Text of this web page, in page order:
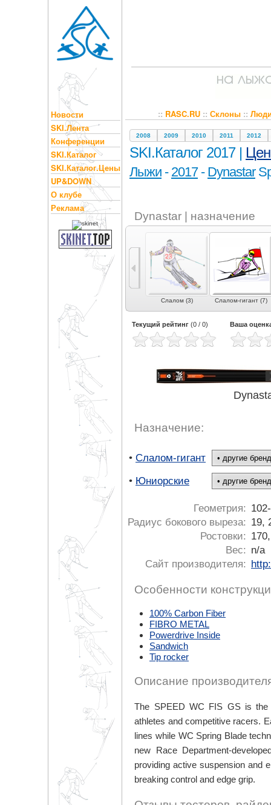
Новости
SKI.Лента
Конференции
SKI.Каталог
SKI.Каталог.Цены
UP&DOWN
О клубе
Реклама
:: RASC.RU:: Склоны::
2008 2009 2010 2011 2012
SKI.Каталог 2017 |
Лыжи - 2017- Dynastar
Dynastar | назначение
Могул | акробатика
Слалом (3) Слалом-гигант (7)
Текущий рейтинг (0 / 0) Ваша
Назначение:
• Слалом-гигант
• Юниорские
Геометрия:
Радиус бокового выреза:
19,
Ростовки:
Вес:
n/a
Сайт производителя:
Особенности
100% Carbon Fiber
FIBRO METAL
Powerdrive Inside
Sandwich
Tip rocker
Описание
The SPEED WC FIS GS is the
athletes and competitive racers.
lines while WC Spring Blade
new Race Department-
providing active suspension and
breaking control and edge grip.